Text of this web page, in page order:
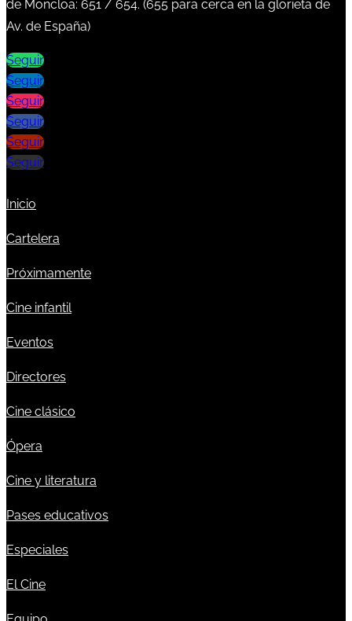
de Moncloa: 651 / 654. (655 para cerca en la glorieta de
Av. de España)
Seguir
Seguir
Seguir
Seguir
Seguir
Seguir
Inicio
Cartelera
Próximamente
Cine infantil
Eventos
Directores
Cine clásico
Ópera
Cine y literatura
Pases educativos
Especiales
El Cine